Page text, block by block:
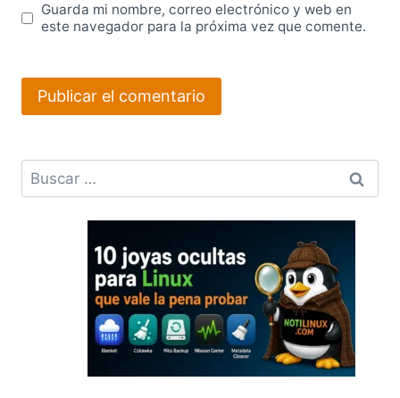
Guarda mi nombre, correo electrónico y web en
este navegador para la próxima vez que comente.
Buscar: